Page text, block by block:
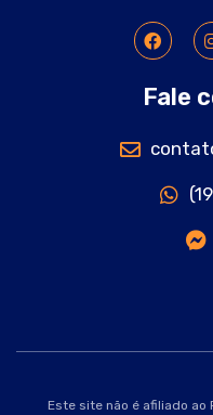
Fale
Este site não é afiliado ao